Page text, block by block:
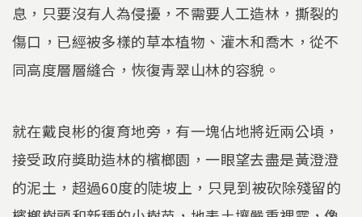
息，只要沒有人為侵擾，不需要人工造林，撕裂的
傷口，已經被多樣的草本植物、灌木和喬木，從不
同高度層層縫合，恢復青翠山林的容貌。
就在戴良彬的復育地旁，有一塊佔地將近兩公頃，
接受政府獎助造林的檳榔園，一眼望去盡是黃澄澄
的泥土，超過60度的陡坡上，只見到被砍除殘留的